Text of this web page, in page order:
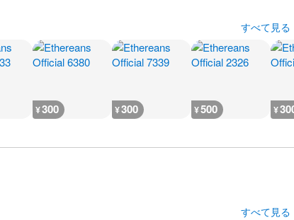
すべて見る
¥300 ¥300 ¥500 ¥
すべて見る